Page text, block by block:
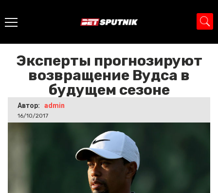
Эксперты прогнозируют
возвращение Вудса в
будущем сезоне
Автор: admin
16/10/2017